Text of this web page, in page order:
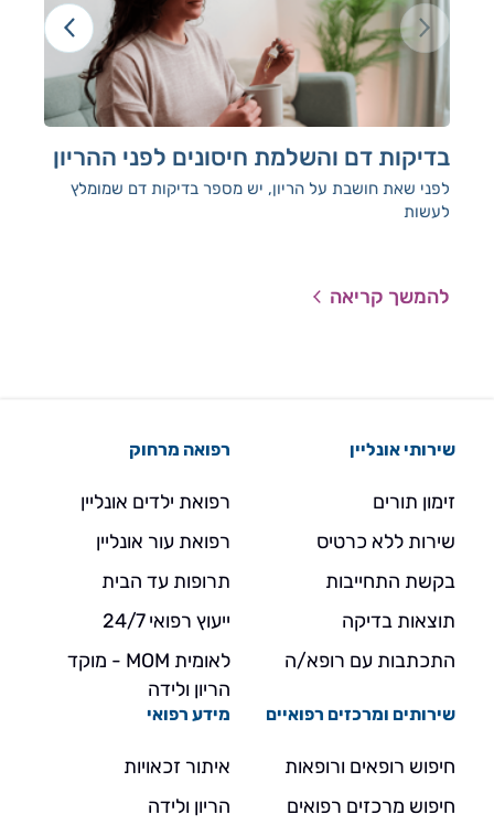
בדיקות דם והשלמת חיסונים לפני ההריון
לפני שאת חושבת על הריון, יש מספר בדיקות דם שמומלץ
לעשות
להמשך קריאה
שירותי אונליין
זימון תורים
שירות ללא כרטיס
בקשת התחייבות
תוצאות בדיקה
התכתבות עם רופא/ה
רפואה מרחוק
רפואת ילדים אונליין
רפואת עור אונליין
תרופות עד הבית
ייעוץ רפואי 24/7
לאומית MOM - מוקד
הריון ולידה
שירותים ומרכזים רפואיים
חיפוש רופאים ורופאות
חיפוש מרכזים רפואים
מידע רפואי
איתור זכאויות
הריון ולידה